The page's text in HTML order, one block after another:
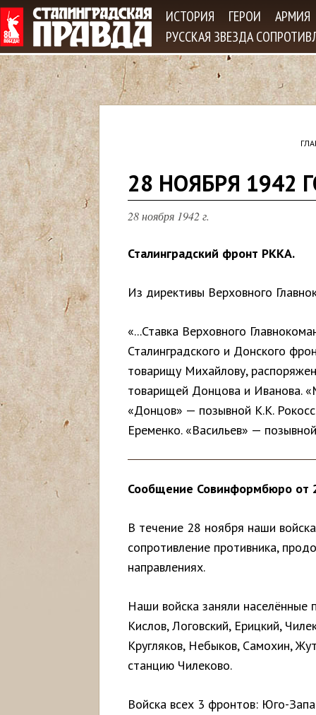
ИСТОРИЯ ГЕРОИ
АРМИЯ
РУССКАЯ ЗВЕЗДА
ы
е
с
ь
28 НОЯБРЯ 1942
28 ноября 1942 г.
Сталинградский фронт РККА.
Из директивы Верховного
«...Ставка Верховного
Сталинградского и Донского
товарищу Михайлову,
товарищей Донцова и Иванова.
«Донцов» — позывной К.К.
Еременко. «Васильев» —
Сообщение Совинформбюро от
В течение 28 ноября наши
сопротивление противника,
направлениях.
Наши войска заняли населённые
Кислов, Логовский, Ерицкий,
Кругляков, Небыков, Самохин,
станцию Чилеково.
Войска всех 3 фронтов: Юго-